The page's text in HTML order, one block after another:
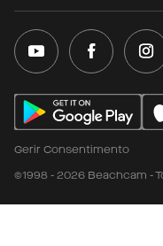
Gerir Consentimento
©1998 - 2026 Beachcam -